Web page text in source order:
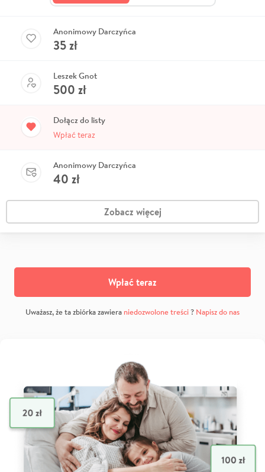
Anonimowy Darczyńca
35zł
Leszek Gnot
500 zł
Dołącz do listy
Wpłać teraz
Anonimowy Darczyńca
40 zł
Zobacz więcej
Wpłać teraz
Uważasz, że ta zbiórka zawiera niedozwolone treści? Napisz do nas